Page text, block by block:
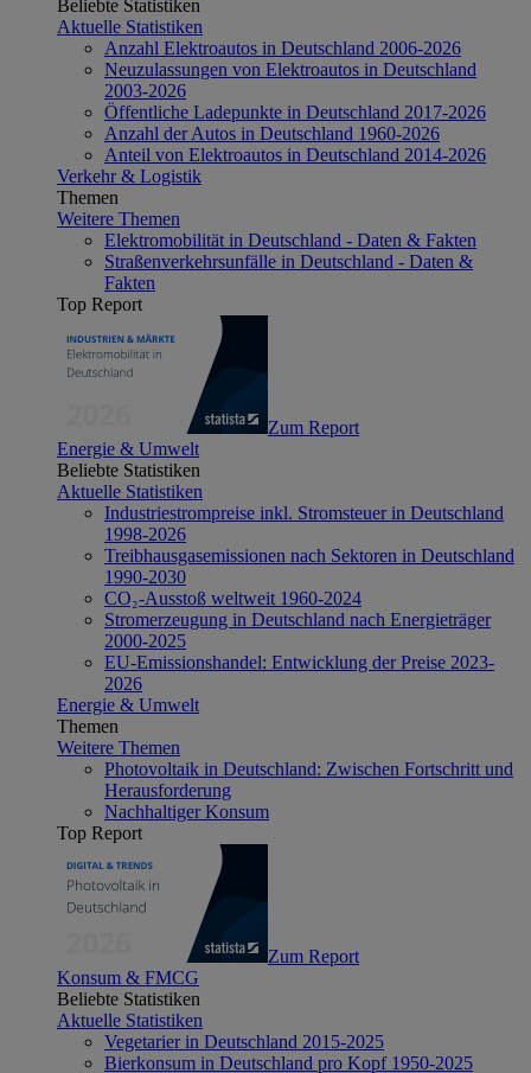
Beliebte Statistiken
Aktuelle Statistiken
Anzahl Elektroautos in Deutschland 2006-2026
Neuzulassungen von Elektroautos in Deutschland
2003-2026
Öffentliche Ladepunkte in Deutschland 2017-2026
Anzahl der Autos in Deutschland 1960-2026
Anteil von Elektroautos in Deutschland 2014-2026
Verkehr & Logistik
Themen
Weitere Themen
Elektromobilität in Deutschland - Daten & Fakten
Straßenverkehrsunfälle in Deutschland - Daten &
Fakten
Top Report
Zum Report
Energie & Umwelt
Beliebte Statistiken
Aktuelle Statistiken
Industriestrompreise inkl. Stromsteuer in Deutschland
1998-2026
Treibhausgasemissionen nach Sektoren in Deutschland
1990-2030
CO₂-Ausstoß weltweit 1960-2024
Stromerzeugung in Deutschland nach Energieträger
2000-2025
EU-Emissionshandel: Entwicklung der Preise 2023-
2026
Energie & Umwelt
Themen
Weitere Themen
Photovoltaik in Deutschland: Zwischen Fortschritt und
Herausforderung
Nachhaltiger Konsum
Top Report
Zum Report
Konsum & FMCG
Beliebte Statistiken
Aktuelle Statistiken
Vegetarier in Deutschland 2015-2025
Bierkonsum in Deutschland pro Kopf 1950-2025